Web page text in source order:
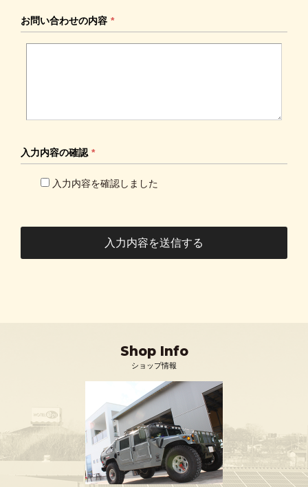
お問い合わせの内容 *
入力内容の確認 *
入力内容を確認しました
Shop Info
ショップ情報